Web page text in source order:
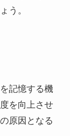
う。
記憶する機
を向上させ
原因となる